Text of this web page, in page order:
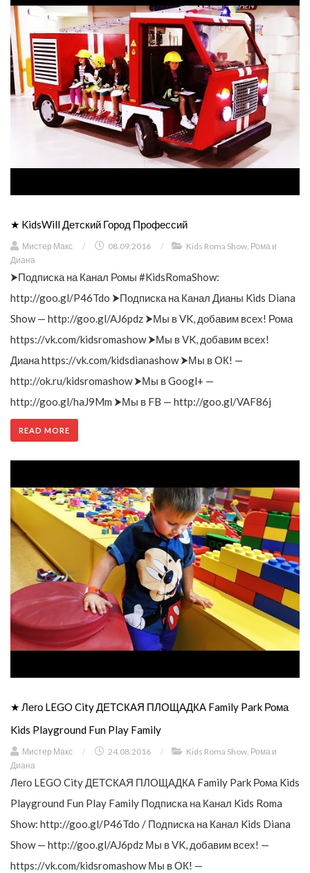
★ KidsWill Детский Город Профессий
Мистер Макс / 08.09.2016 / Kids Roma Show, Рома и
Диана
⮞Подписка на Канал Ромы #KidsRomaShow:
http://goo.gl/P46Tdo ⮞Подписка на Канал Дианы Kids Diana
Show — http://goo.gl/AJ6pdz ⮞Мы в VK, добавим всех! Рома
https://vk.com/kidsromashow ⮞Мы в VK, добавим всех!
Диана https://vk.com/kidsdianashow ⮞Мы в ОК! —
http://ok.ru/kidsromashow ⮞Мы в Googl+ —
http://goo.gl/haJ9Mm ⮞Мы в FB — http://goo.gl/VAF86j
READ MORE
★ Лего LEGO City ДЕТСКАЯ ПЛОЩАДКА Family Park Рома
Kids Playground Fun Play Family
Мистер Макс / 24.08.2016 / Kids Roma Show Рома и
Диана
Лего LEGO City ДЕТСКАЯ ПЛОЩАДКА Family Park Рома Kids
Playground Fun Play Family Подписка на Канал Kids Roma
Show: http://goo.gl/P46Tdo / Подписка на Канал Kids Diana
Show — http://goo.gl/AJ6pdz Мы в VK, добавим всех! —
https://vk.com/kidsromashow Мы в ОК! —